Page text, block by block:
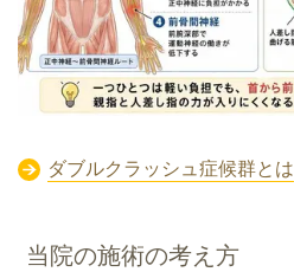
ダブルクラッシュ症候群とは
当院の施術の考え方